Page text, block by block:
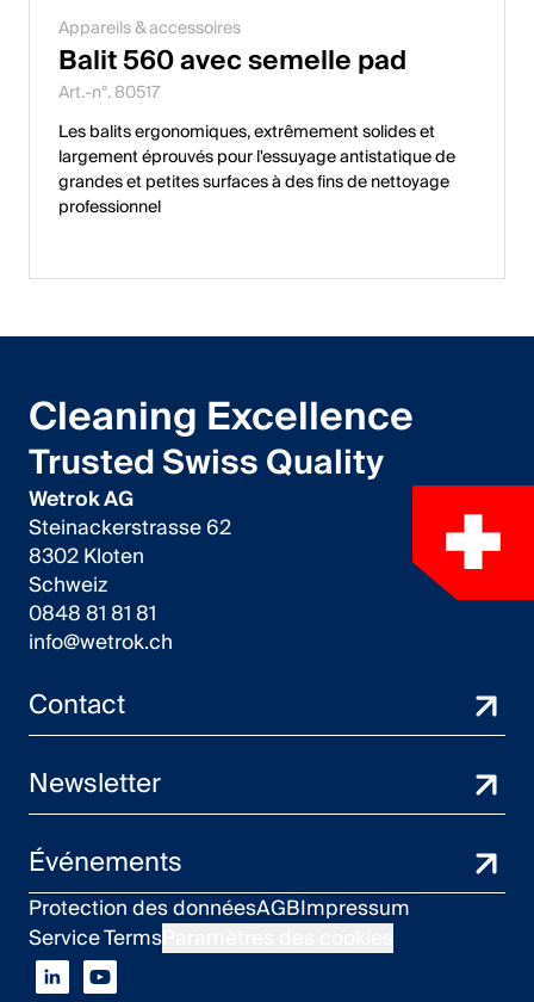
Appareils & accessoires
Balit 560 avec semelle pad
Art.-n°. 80517
Les balits ergonomiques, extrêmement solides et
largement éprouvés pour l'essuyage antistatique de
grandes et petites surfaces à des fins de nettoyage
professionnel
Cleaning Excellence
Trusted Swiss Quality
Wetrok AG
Steinackerstrasse 62
8302 Kloten
Schweiz
0848 81 81 81
info@wetrok.ch
Contact
Newsletter
Événements
Protection des donnéesAGBImpressum
Service Terms